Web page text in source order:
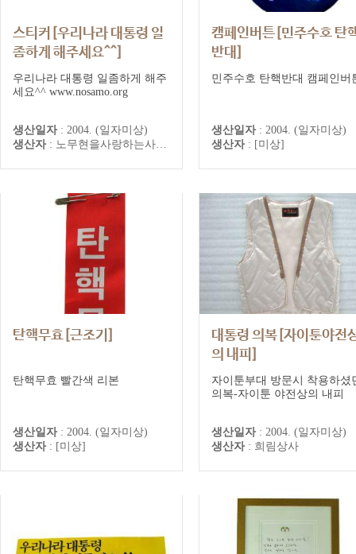
스티커[우리나라 대통령 일
좀하게 해주세요^^]
우리나라 대통령 일좀하게 해주
세요^^ www.nosamo.org
생산일자 : 2004. (일자미상)
생산자 : 노무현을사랑하는사람들의모임
캠페인버튼[민주수호 탄
반대]
민주수호 탄핵반대 캠페인버
생산일자 : 2004. (일자미상)
생산자 : [미상]
탄핵무효[근조기]
탄핵무효 빨간색 리본
생산일자 : 2004. (일자미상)
생산자 : [미상]
대통령 의복[자이툰야전
의 내피]
자이툰부대 방문시 착용하셨
의복-자이툰 야전상의 내피
생산일자 : 2004. (일자미상)
생산자 : 희림상사